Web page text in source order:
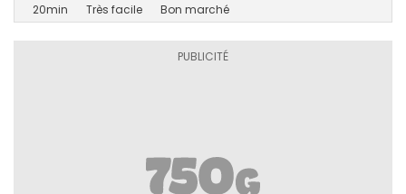
20min Très facile Bon marché